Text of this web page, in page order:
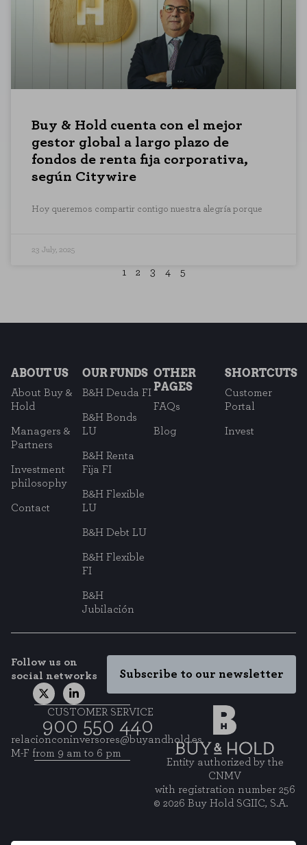
Buy & Hold cuenta con el mejor
gestor global a largo plazo de
fondos de renta fija corporativa,
según Citywire
Hoy queremos compartir contigo nuestra alegría porque
23 July, 2025
1 2 3 4 5
ABOUT US
About Buy &
Hold
Managers &
Partners
Investment
philosophy
Contact
OUR FUNDS
B&H Deuda FI
B&H Bonds
LU
B&H Renta
Fija FI
B&H Flexible
LU
B&H Debt LU
B&H Flexible
FI
B&H
Jubilación
OTHER
PAGES
FAQs
Blog
SHORTCUTS
Customer
Portal
Invest
Follow us on
social networks
Subscribe to our newsletter
CUSTOMER SERVICE
900 550 440
relacionconinversores@buyandhold.es
M-F from 9 am to 6 pm
Entity authorized by the
CNMV
with registration number 256
© 2026 Buy Hold SGIIC, S.A.